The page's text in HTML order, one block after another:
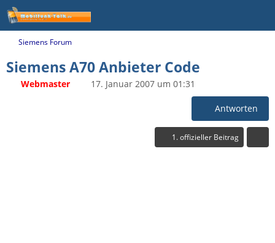
Siemens Forum
Siemens A70 Anbieter Code
Webmaster 17. Januar 2007 um 01:31
Antworten
1. offizieller Beitrag